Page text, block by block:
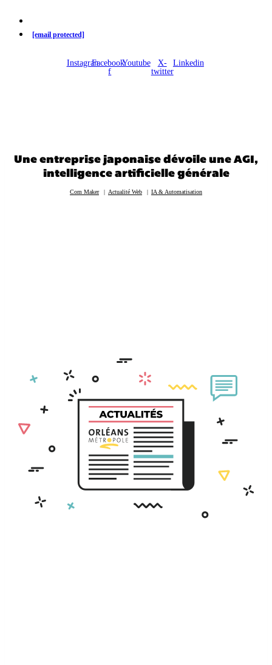
[email protected]
InstagramFacebook-
f
Youtube
X-
twitter
Linkedin
Une entreprise japonaise dévoile une AGI,
intelligence artificielle générale
Com Maker Actualité Web IA & Automatisation